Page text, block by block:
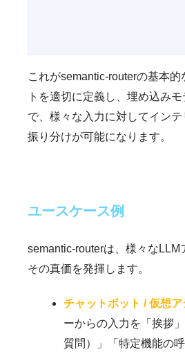
これがsemantic-routerの基本
トを適切に定義し、埋め込み
で、様々な入力に対してイン
振り分けが可能になります。
ユースケース例
semantic-routerは、様々なLLM
その真価を発揮します。
チャットボット / 仮想
ーからの入力を「挨拶
質問）」「特定機能の